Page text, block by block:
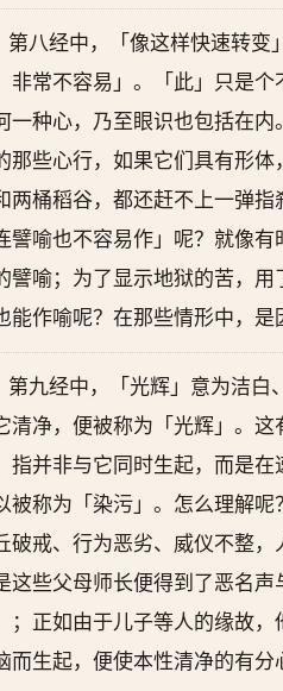
第八经中，「像这样快速转变
非常不容易」。「此」只是
一种心，乃至眼识也包括在
那些心行，如果它们具有形
两桶稻谷，都还赶不上一弹
譬喻也不容易作」呢？就像
譬喻；为了显示地狱的苦，
能作喻呢？在那些情形中，是
第九经中，「光辉」意为洁白
清净，便被称为「光辉」。
指并非与它同时生起，而是
被称为「染污」。怎么理解
破戒、行为恶劣、威仪不整
这些父母师长便得到了恶名
；正如由于儿子等人的缘故
而生起，便使本性清净的有分